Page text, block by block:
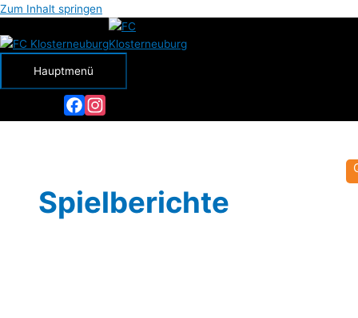
Zum Inhalt springen
Hauptmenü
Spielberichte